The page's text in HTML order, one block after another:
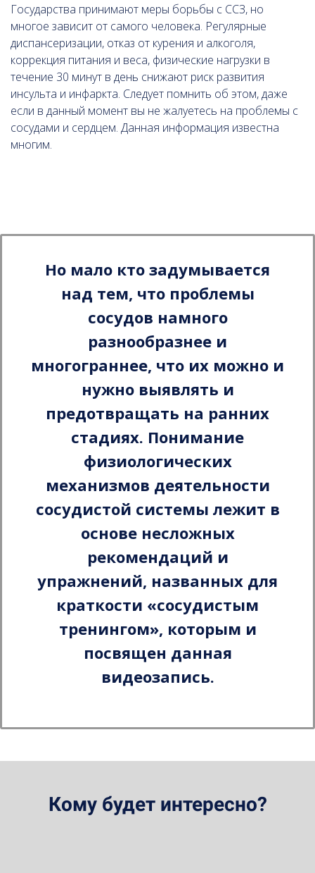
Государства принимают меры борьбы с ССЗ, но
многое зависит от самого человека. Регулярные
диспансеризации, отказ от курения и алкоголя,
коррекция питания и веса, физические нагрузки в
течение 30 минут в день снижают риск развития
инсульта и инфаркта. Следует помнить об этом, даже
если в данный момент вы не жалуетесь на проблемы с
сосудами и сердцем. Данная информация известна
многим.
Но мало кто задумывается
над тем, что проблемы
сосудов намного
разнообразнее и
многограннее, что их можно и
нужно выявлять и
предотвращать на ранних
стадиях. Понимание
физиологических
механизмов деятельности
сосудистой системы лежит в
основе несложных
рекомендаций и
упражнений, названных для
краткости «сосудистым
тренингом», которым и
посвящен данная
видеозапись.
Кому будет интересно?